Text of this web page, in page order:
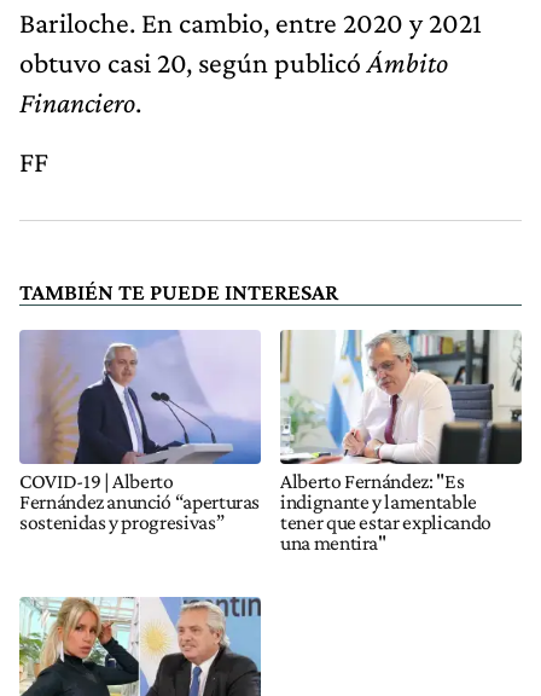
Bariloche. En cambio, entre 2020 y 2021
obtuvo casi 20, según publicó Ámbito
Financiero.
FF
TAMBIÉN TE PUEDE INTERESAR
COVID-19 | Alberto
Fernández anunció “aperturas
sostenidas y progresivas”
Alberto Fernández: "Es
indignante y lamentable
tener que estar explicando
una mentira"